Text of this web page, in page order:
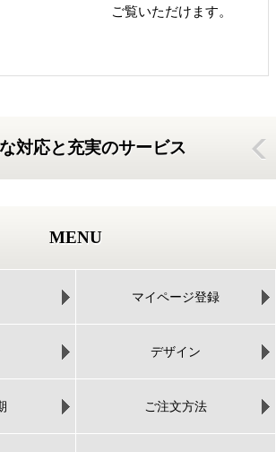
ご覧いただけます。
対応と充実のサービス
MENU
マイページ登録
デザイン
ご注文方法